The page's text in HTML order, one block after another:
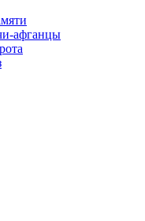
афганцы